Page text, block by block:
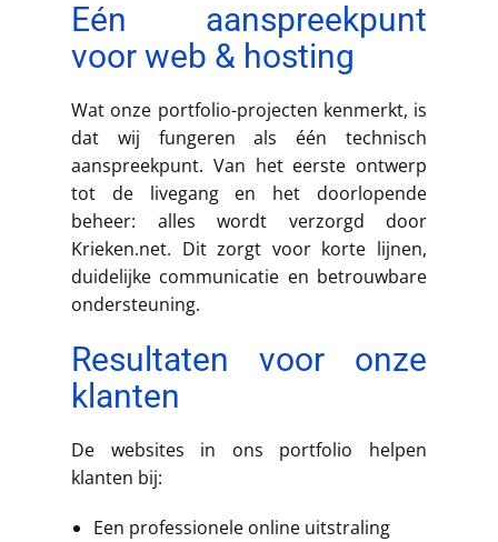
Eén aanspreekpunt
voor web & hosting
Wat onze portfolio-projecten kenmerkt, is
dat wij fungeren als één technisch
aanspreekpunt. Van het eerste ontwerp
tot de livegang en het doorlopende
beheer: alles wordt verzorgd door
Krieken.net. Dit zorgt voor korte lijnen,
duidelijke communicatie en betrouwbare
ondersteuning.
Resultaten voor onze
klanten
De websites in ons portfolio helpen
klanten bij:
Een professionele online uitstraling